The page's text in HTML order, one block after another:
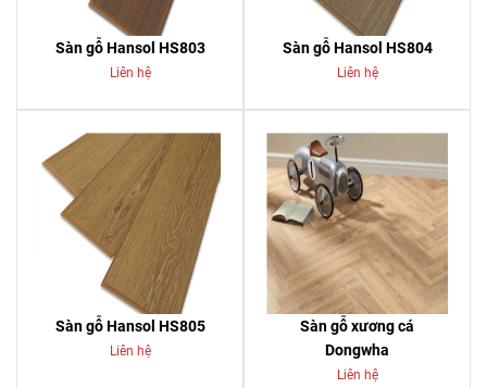
Sàn gỗ Hansol HS803
Liên hệ
Sàn gỗ Hansol HS804
Liên hệ
Sàn gỗ Hansol HS805
Liên hệ
Sàn gỗ xương cá
Dongwha
Liên hệ